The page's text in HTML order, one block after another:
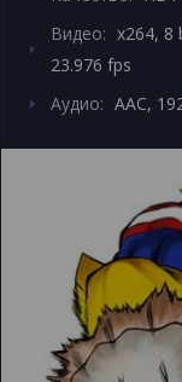
Видео: x264, 8
23.976 fps
Аудио: AAC,